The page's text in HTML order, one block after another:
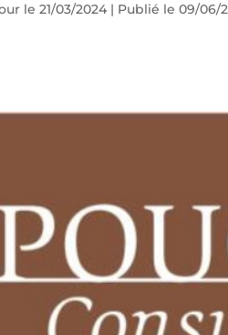
le 21/03/2024 | Publié le 09/06/